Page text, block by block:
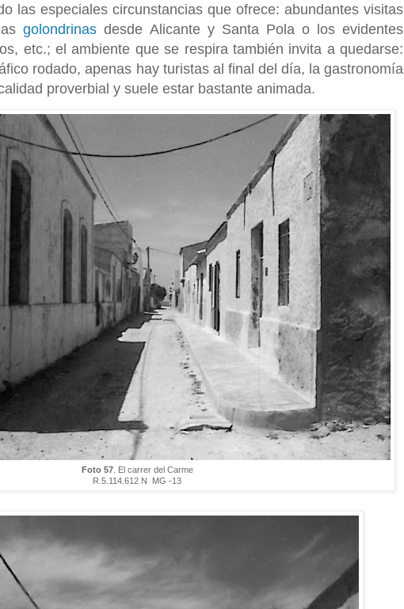
las especiales circunstancias que ofrece: abundantes visitas
golondrinas desde Alicante y Santa Pola o los evidentes
etc.; el ambiente que se respira también invita a quedarse:
rodado, apenas hay turistas al final del día, la gastronomía
proverbial y suele estar bastante animada.
Foto 57. El carrer del Carme
R.5.114.612 N MG -13